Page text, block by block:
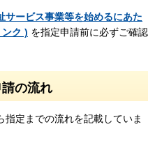
サービス事業等を始めるにあた
ク ) を指定申請前に必ずご確認
の流れ
定までの流れを記載していま